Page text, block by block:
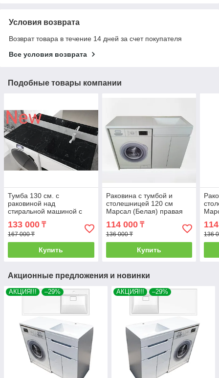
Условия возврата
Возврат товара в течение 14 дней за счет покупателя
Все условия возврата
Подобные товары компании
Тумба 130 см. с
раковиной над
стиральной машиной с
корзиной Марсал чёрный
мрамор L/R
133 000 ₸
167 000 ₸
Купить
Раковина с тумбой и
столешницей 120 см
Марсал (Белая) правая
над стиральной машиной.
РФ
114 000₸
136 000 ₸
Купить
РФ
136
Акционные предложения и новинки
АКЦИЯ!!! –29% АКЦИЯ!!! –29%